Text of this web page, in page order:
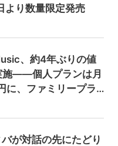
より数量限定発売
、約4年ぶりの値
施——個人プランは月
に、ファミリープラ
が対話の先にたどり